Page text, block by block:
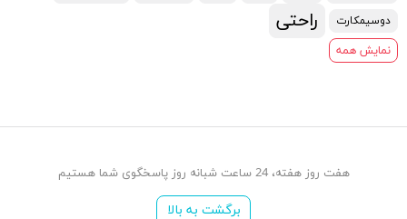
دوسیمکارت
راحتی
نمایش همه
هفت روز هفته، 24 ساعت شبانه روز پاسخگوی شما هستیم
برگشت به بالا